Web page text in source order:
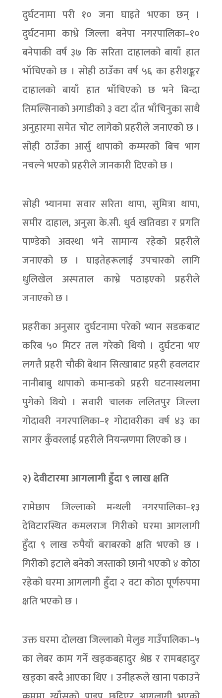
दुर्घटनामा परी १० जना घाइते भएका छन् ।
दुर्घटनामा काभ्रे जिल्ला बनेपा नगरपालिका–१०
बनेपाकी वर्ष ३७ कि सरिता दाहालको बायाँ हात
भाँचिएको छ । सोही ठाउँका वर्ष ५६ का हरीशङ्कर
दाहालको बायाँ हात भाँचिएको छ भने बिन्दा
तिमल्सिनाको अगाडीको ३ वटा दाँत भाँचिनुका साथै
अनुहारमा समेत चोट लागेको प्रहरीले जनाएको छ ।
सोही ठाउँका आर्सु थापाको कम्मरको बिच भाग
नचल्ने भएको प्रहरीले जानकारी दिएको छ ।
सोही भ्यानमा सवार सरिता थापा, सुमित्रा थापा,
समीर दाहाल, अनुसा के.सी. धुर्व खतिवडा र प्रगति
पाण्डेको अवस्था भने सामान्य रहेको प्रहरीले
जनाएको छ । घाइतेहरूलाई उपचारको लागि
धुलिखेल अस्पताल काभ्रे पठाइएको प्रहरीले
जनाएको छ ।
प्रहरीका अनुसार दुर्घटनामा परेको भ्यान सडकबाट
करिब ५० मिटर तल गरेको थियो । दुर्घटना भए
लगत्तै प्रहरी चौकी बेथान सित्खाबाट प्रहरी हवलदार
नानीबाबु थापाको कमान्डको प्रहरी घटनास्थलमा
पुगेको थियो । सवारी चालक ललितपुर जिल्ला
गोदावरी नगरपालिका–१ गोदावरीका वर्ष ४३ का
सागर कुँवरलाई प्रहरीले नियन्त्रणमा लिएको छ ।
२) देवीटारमा आगलागी हुँदा ९ लाख क्षति
रामेछाप जिल्लाको मन्थली नगरपालिका–१३
देविटारस्थित कमलराज गिरीको घरमा आगलागी
हुँदा ९ लाख रुपैयाँ बराबरको क्षति भएको छ ।
गिरीको इटाले बनेको जस्ताको छानो भएको ४ कोठा
रहेको घरमा आगलागी हुँदा २ वटा कोठा पूर्णरुपमा
क्षति भएको छ ।
उक्त घरमा दोलखा जिल्लाको मेलुङ गाउँपालिका–५
का लेबर काम गर्ने खड्कबहादुर श्रेष्ठ र रामबहादुर
खड्का बस्दै आएका थिए । उनीहरूले खाना पकाउने